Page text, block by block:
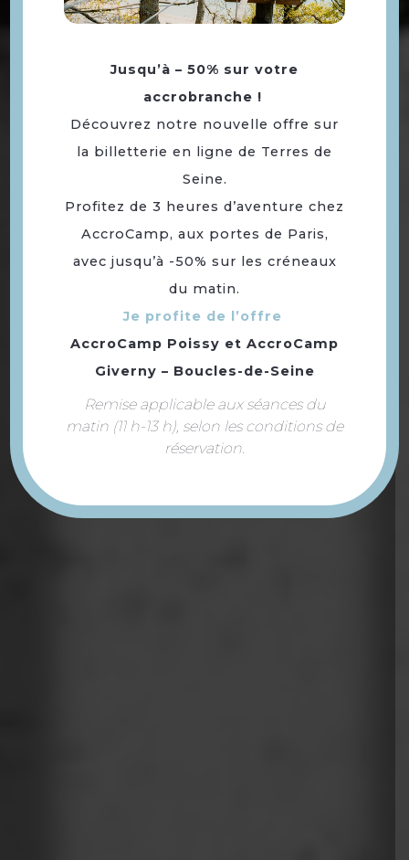
où dormir à 30 minutes de
Paris
Jusqu’à – 50% sur votre
accrobranche !
Découvrez notre nouvelle offre sur
la billetterie en ligne de Terres de
Seine.
Profitez de 3 heures d’aventure chez
AccroCamp, aux portes de Paris,
avec jusqu’à -50% sur les créneaux
du matin.
Je profite de l’offre
AccroCamp Poissy et AccroCamp
Giverny – Boucles-de-Seine
Remise applicable aux séances du
matin (11 h-13 h), selon les conditions de
réservation.